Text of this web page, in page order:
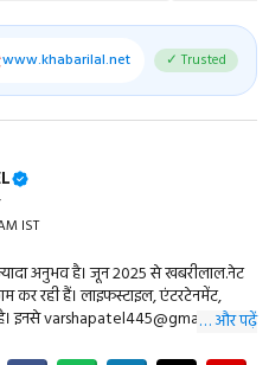
www.khabarilal.net ✓ Trusted
IST
अनुभव है। जून 2025 से खबरीलाल.नेट
कर रही हैं। लाइफस्टाइल, एंटरटेनमेंट,
है। इनसे varshapatel445@gmail.com के
… और पढ़ें